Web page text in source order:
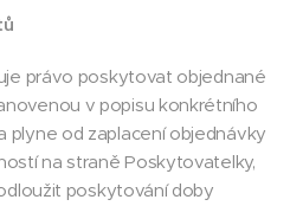
právo poskytovat objednané
v popisu konkrétního
plyne od zaplacení objednávky
na straně Poskytovatelky,
poskytování doby